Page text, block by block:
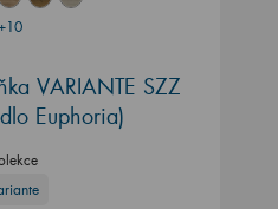
VARIANTE SZZ
Euphoria)